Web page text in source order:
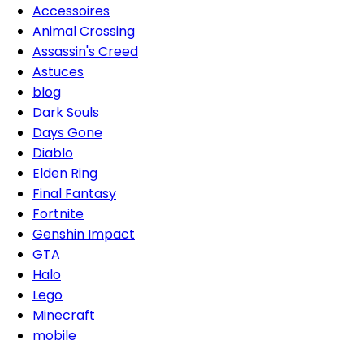
Accessoires
Animal Crossing
Assassin's Creed
Astuces
blog
Dark Souls
Days Gone
Diablo
Elden Ring
Final Fantasy
Fortnite
Genshin Impact
GTA
Halo
Lego
Minecraft
mobile